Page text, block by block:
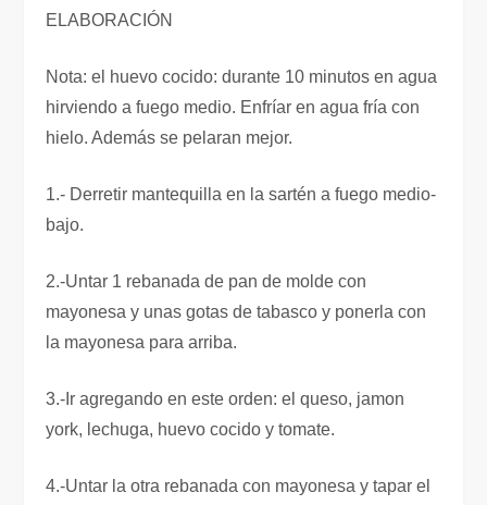
ELABORACIÓN
Nota: el huevo cocido: durante 10 minutos en agua
hirviendo a fuego medio. Enfríar en agua fría con
hielo. Además se pelaran mejor.
1.- Derretir mantequilla en la sartén a fuego medio-
bajo.
2.-Untar 1 rebanada de pan de molde con
mayonesa y unas gotas de tabasco y ponerla con
la mayonesa para arriba.
3.-Ir agregando en este orden: el queso, jamon
york, lechuga, huevo cocido y tomate.
4.-Untar la otra rebanada con mayonesa y tapar el